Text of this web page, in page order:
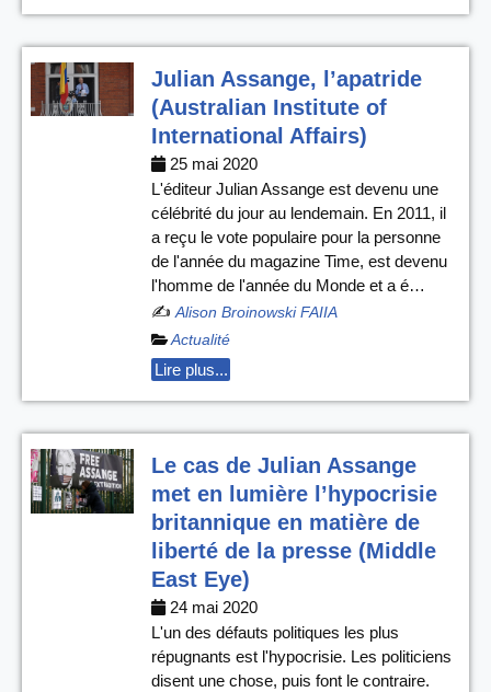
Julian Assange, l’apatride
(Australian Institute of
International Affairs)
25 mai 2020
L'éditeur Julian Assange est devenu une
célébrité du jour au lendemain. En 2011, il
a reçu le vote populaire pour la personne
de l'année du magazine Time, est devenu
l'homme de l'année du Monde et a é…
✍️ Alison Broinowski FAIIA
Actualité
Lire plus...
Le cas de Julian Assange
met en lumière l’hypocrisie
britannique en matière de
liberté de la presse (Middle
East Eye)
24 mai 2020
L'un des défauts politiques les plus
répugnants est l'hypocrisie. Les politiciens
disent une chose, puis font le contraire.